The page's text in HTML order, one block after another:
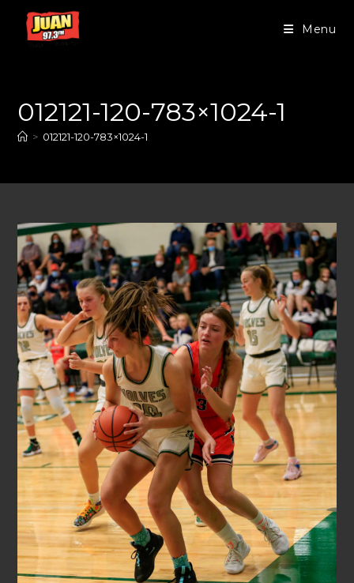
Menu
012121-120-783×1024-1
> 012121-120-783×1024-1